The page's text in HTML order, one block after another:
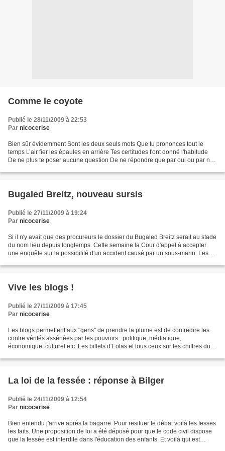
Comme le coyote
Publié le 28/11/2009 à 22:53
Par nicocerise
Bien sûr évidemment Sont les deux seuls mots Que tu prononces tout le
temps L’air fier les épaules en arrière Tes certitudes t'ont donné l'habitude
De ne plus te poser aucune question De ne répondre que par oui ou par non
Bugaled Breitz, nouveau sursis
Publié le 27/11/2009 à 19:24
Par nicocerise
Si il n'y avait que des procureurs le dossier du Bugaled Breitz serait au stade
du nom lieu depuis longtemps. Cette semaine la Cour d'appel à accepter
une enquête sur la possibilité d'un accident causé par un sous-marin. Les
Vive les blogs !
Publié le 27/11/2009 à 17:45
Par nicocerise
Les blogs permettent aux "gens" de prendre la plume est de contredire les
contre vérités assénées par les pouvoirs : politique, médiatique,
économique, culturel etc. Les billets d'Eolas et tous ceux sur les chiffres du
La loi de la fessée : réponse à Bilger
Publié le 24/11/2009 à 12:54
Par nicocerise
Bien entendu j'arrive après la bagarre. Pour resituer le débat voilà les fesses
les faits. Une proposition de loi a été déposé pour que le code civil dispose
que la fessée est interdite dans l'éducation des enfants. Et voilà qui est